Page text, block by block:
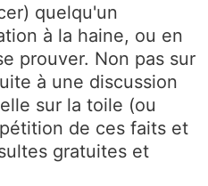
quelqu'un
à la haine, ou en
prouver. Non pas sur
à une discussion
sur la toile (ou
de ces faits et
gratuites et